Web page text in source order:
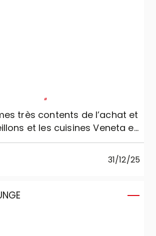
"
très contents de l’achat et
et les cuisines Veneta et,
le point de vente
31/12/25